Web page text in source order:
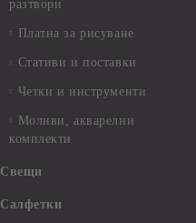
разтвори
Платна за рисуване
Стативи и поставки
Четки и инструменти
Моливи, акварелни
комплекти
Свещи
Салфетки